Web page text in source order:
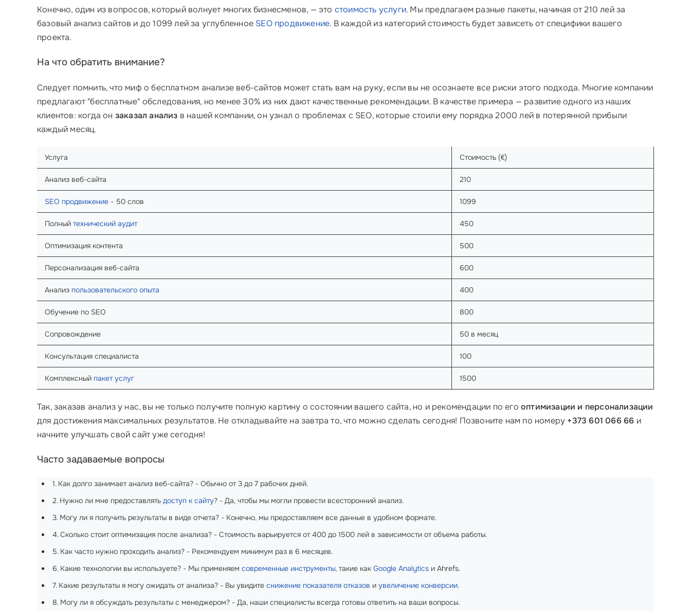
Конечно, один из вопросов, который волнует многих бизнесменов, — это стоимость услуги. Мы предлагаем разные пакеты, начиная от 210 лей за
базовый анализ сайтов и до 1099 лей за углубленное SEO продвижение. В каждой из категорий стоимость будет зависеть от специфики вашего
проекта.
На что обратить внимание?
Следует помнить, что миф о бесплатном анализе веб-сайтов может стать вам на руку, если вы не осознаете все риски этого подхода. Многие компании
предлагают "бесплатные" обследования, но менее 30% из них дают качественные рекомендации. В качестве примера — развитие одного из наших
клиентов: когда он заказал анализ в нашей компании, он узнал о проблемах с SEO, которые стоили ему порядка 2000 лей в потерянной прибыли
каждый месяц.
Услуга Стоимость (€)
Анализ веб-сайта 210
SEO продвижение - 50 слов 1099
Полный технический аудит 450
Оптимизация контента 500
Персонализация веб-сайта 600
Анализ пользовательского опыта 400
Обучение по SEO 800
Сопровождение 50 в месяц
Консультация специалиста 100
Комплексный пакет услуг 1500
Так, заказав анализ у нас, вы не только получите полную картину о состоянии вашего сайта, но и рекомендации по егооптимизации и персонализации
для достижения максимальных результатов. Не откладывайте на завтра то, что можно сделать сегодня! Позвоните нам по номеру +373 601 066 66 и
начните улучшать свой сайт уже сегодня!
Часто задаваемые вопросы
1. Как долго занимает анализ веб-сайта? - Обычно от 3 до 7 рабочих дней.
2. Нужно ли мне предоставлять доступ к сайту? - Да, чтобы мы могли провести всесторонний анализ.
3. Могу ли я получить результаты в виде отчета? - Конечно, мы предоставляем все данные в удобном формате.
4. Сколько стоит оптимизация после анализа? - Стоимость варьируется от 400 до 1500 лей в зависимости от объема работы.
5. Как часто нужно проходить анализ? - Рекомендуем минимум раз в 6 месяцев.
6. Какие технологии вы используете? - Мы применяем современные инструменты, такие как Google Analytics и Ahrefs.
7. Какие результаты я могу ожидать от анализа? - Вы увидите снижение показателя отказов и увеличение конверсии.
8. Могу ли я обсуждать результаты с менеджером? - Да, наши специалисты всегда готовы ответить на ваши вопросы.